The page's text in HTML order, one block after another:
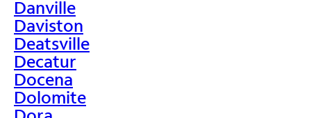
Danville
Daviston
Deatsville
Decatur
Docena
Dolomite